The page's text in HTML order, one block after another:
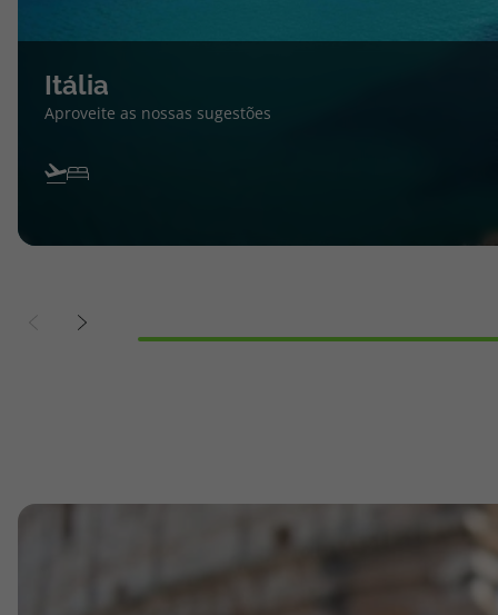
Itália
Aproveite as nossas sugestões